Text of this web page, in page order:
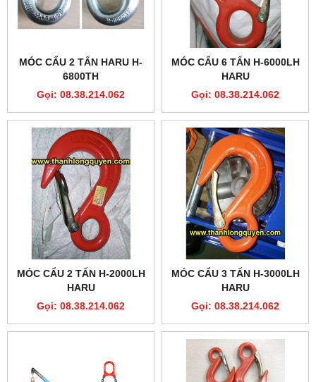
MÓC CẨU 2 TẤN HARU H-
6800TH
Gọi: 08.38.214.062
MÓC CẨU 6 TẤN H-6000LH
HARU
Gọi: 08.38.214.062
MÓC CẨU 2 TẤN H-2000LH
HARU
Gọi: 08.38.214.062
MÓC CẨU 3 TẤN H-3000LH
HARU
Gọi: 08.38.214.062